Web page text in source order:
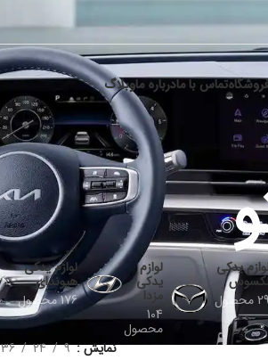
تماس با مادرباره ماوبلاگ
یدکی
29 محصول
لوازم
یدکی
مزدا
104
محصول
لوازم یدکی
هیوندای
176 محصول
نمایش 9
24
36